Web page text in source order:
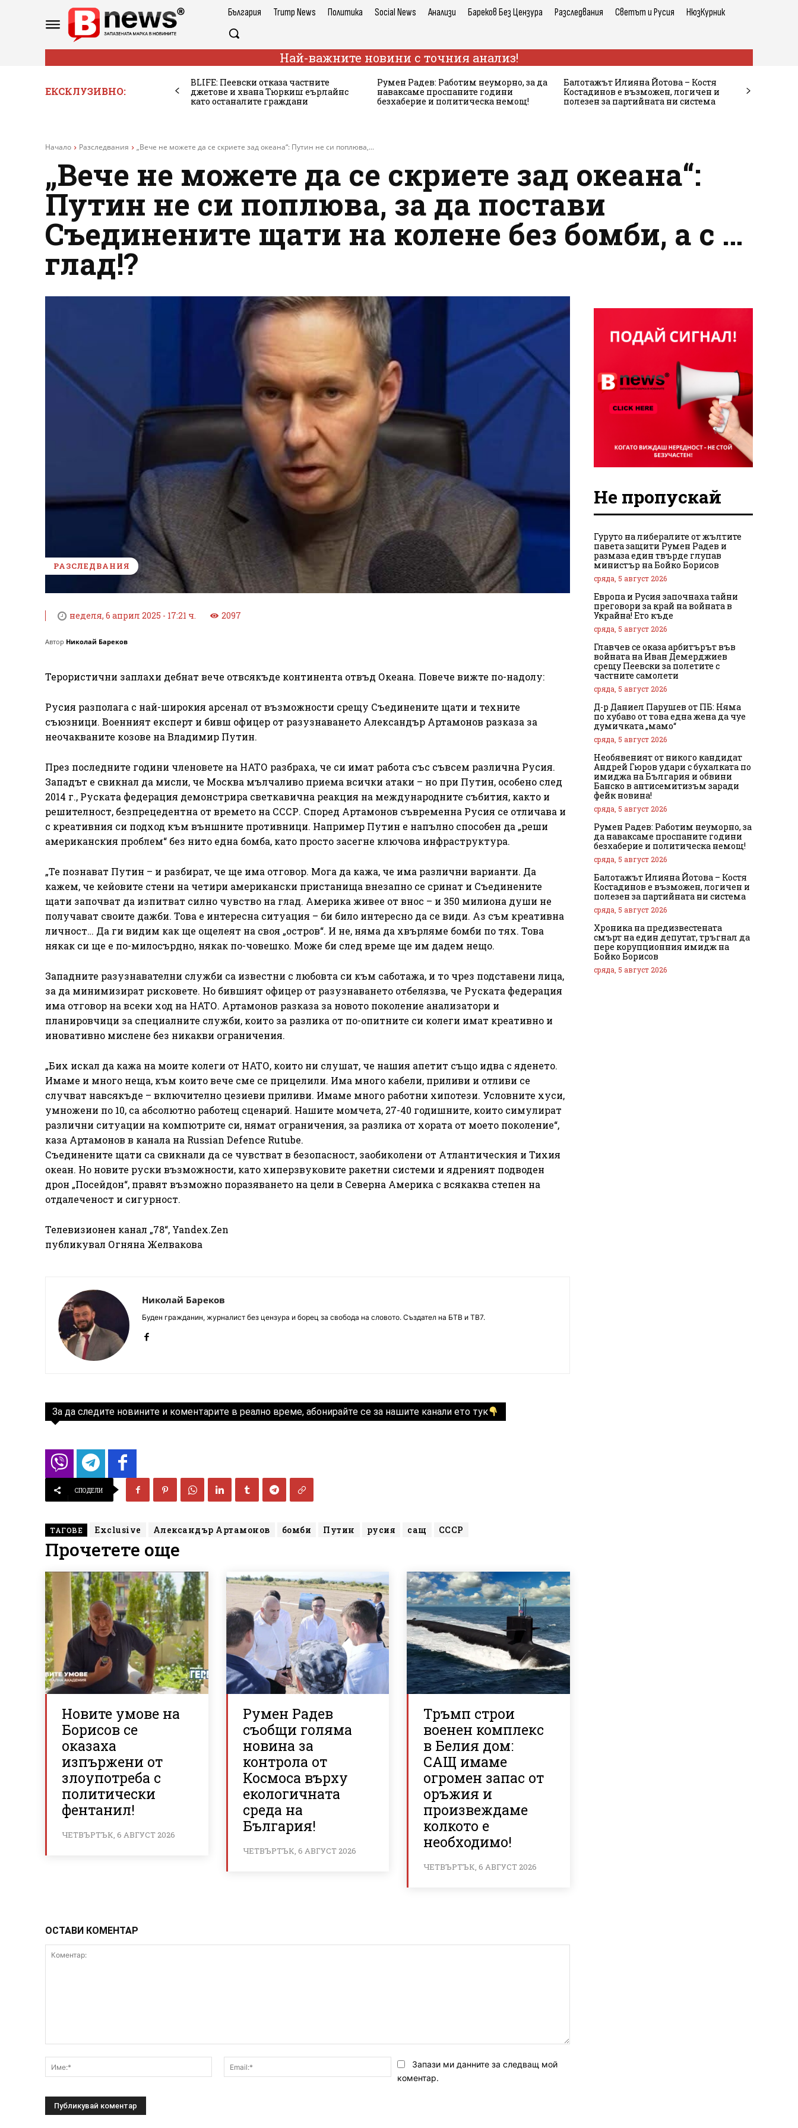
България Trump News Политика Social News Анализи Бареков Без Цензура Разследвания Светът и Русия НюзКурник
Най-важните новини с точния анализ!
ЕКСКЛУЗИВНО:
BLIFE: Пеевски отказа частните
джетове и хвана Тюркиш еърлайнс
като останалите граждани
Румен Радев: Работим неуморно, за да
наваксаме проспаните години
безхаберие и политическа немощ!
Балотажът Илияна Йотова – Костя
Костадинов е възможен, логичен и
полезен за партийната ни система
Начало Разследвания „Вече не можете да се скриете зад океана“: Путин не си поплюва,...
„Вече не можете да се скриете зад океана“:
Путин не си поплюва, за да постави
Съединените щати на колене без бомби, а с …
глад!?
РАЗСЛЕДВАНИЯ
неделя, 6 април 2025 - 17:21 ч. 2097
Автор Николай Бареков
Терористични заплахи дебнат вече отвсякъде континента отвъд Океана. Повече вижте по-надолу:
Русия разполага с най-широкия арсенал от възможности срещу Съединените щати и техните
съюзници. Военният експерт и бивш офицер от разузнаването Александър Артамонов разказа за
неочакваните козове на Владимир Путин.
През последните години членовете на НАТО разбраха, че си имат работа със съвсем различна Русия.
Западът е свикнал да мисли, че Москва мълчаливо приема всички атаки – но при Путин, особено след
2014 г., Руската федерация демонстрира светкавична реакция на международните събития, както и
решителност, безпрецедентна от времето на СССР. Според Артамонов съвременна Русия се отличава и
с креативния си подход към външните противници. Например Путин е напълно способен да „реши
американския проблем“ без нито една бомба, като просто засегне ключова инфраструктура.
„Те познават Путин – и разбират, че ще има отговор. Мога да кажа, че има различни варианти. Да
кажем, че кейовите стени на четири американски пристанища внезапно се сринат и Съединените
щати започват да изпитват силно чувство на глад. Америка живее от внос – и 350 милиона души не
получават своите дажби. Това е интересна ситуация – би било интересно да се види. Аз съм креативна
личност… Да ги видим как ще ощелеят на своя „остров“. И не, няма да хвърляме бомби по тях. Това
някак си ще е по-милосърдно, някак по-човешко. Може би след време ще им дадем нещо.
Западните разузнавателни служби са известни с любовта си към саботажа, и то чрез подставени лица,
за да минимизират рисковете. Но бившият офицер от разузнаването отбелязва, че Руската федерация
има отговор на всеки ход на НАТО. Артамонов разказа за новото поколение анализатори и
планировчици за специалните служби, които за разлика от по-опитните си колеги имат креативно и
иновативно мислене без никакви ограничения.
„Бих искал да кажа на моите колеги от НАТО, които ни слушат, че нашия апетит също идва с яденето.
Имаме и много неща, към които вече сме се прицелили. Има много кабели, приливи и отливи се
случват навсякъде – включително цезиеви приливи. Имаме много работни хипотези. Условните хуси,
умножени по 10, са абсолютно работещ сценарий. Нашите момчета, 27-40 годишните, които симулират
различни ситуации на компютрите си, нямат ограничения, за разлика от хората от моето поколение“,
каза Артамонов в канала на Russian Defence Rutube.
Съединените щати са свикнали да се чувстват в безопасност, заобиколени от Атлантическия и Тихия
океан. Но новите руски възможности, като хиперзвуковите ракетни системи и ядреният подводен
дрон „Посейдон“, правят възможно поразяването на цели в Северна Америка с всякаква степен на
отдалеченост и сигурност.
Телевизионен канал „78“, Yandex.Zen
публикувал Огняна Желвакова
Николай Бареков
Буден гражданин, журналист без цензура и борец за свобода на словото. Създател на БТВ и ТВ7.
За да следите новините и коментарите в реално време, абонирайте се за нашите канали ето тук
СПОДЕЛИ
ТАГОВЕ Exclusive Александър Артамонов бомби Путин русия сащ СССР
Прочетете още
Новите умове на
Борисов се
оказаха
изпържени от
злоупотреба с
политически
фентанил!
ЧЕТВЪРТЪК, 6 АВГУСТ 2026
Румен Радев
съобщи голяма
новина за
контрола от
Космоса върху
екологичната
среда на
България!
ЧЕТВЪРТЪК, 6 АВГУСТ 2026
Тръмп строи
военен комплекс
в Белия дом:
САЩ имаме
огромен запас от
оръжия и
произвеждаме
колкото е
необходимо!
ЧЕТВЪРТЪК, 6 АВГУСТ 2026
ОСТАВИ КОМЕНТАР
Име:*
Email:*Запази ми данните за следващ мой
коментар.
Не пропускай
Гуруто на либералите от жълтите
павета защити Румен Радев и
размаза един твърде глупав
министър на Бойко Борисов
сряда, 5 август 2026
Европа и Русия започнаха тайни
преговори за край на войната в
Украйна! Ето къде
сряда, 5 август 2026
Главчев се оказа арбитърът във
войната на Иван Демерджиев
срещу Пеевски за полетите с
частните самолети
сряда, 5 август 2026
Д-р Даниел Парушев от ПБ: Няма
по хубаво от това една жена да чуе
думичката „мамо“
сряда, 5 август 2026
Необявеният от никого кандидат
Андрей Гюров удари с бухалката по
имиджа на България и обвини
Банско в антисемитизъм заради
фейк новина!
сряда, 5 август 2026
Румен Радев: Работим неуморно, за
да наваксаме проспаните години
безхаберие и политическа немощ!
сряда, 5 август 2026
Балотажът Илияна Йотова – Костя
Костадинов е възможен, логичен и
полезен за партийната ни система
сряда, 5 август 2026
Хроника на предизвестената
смърт на един депутат, тръгнал да
пере корупционния имидж на
Бойко Борисов
сряда, 5 август 2026